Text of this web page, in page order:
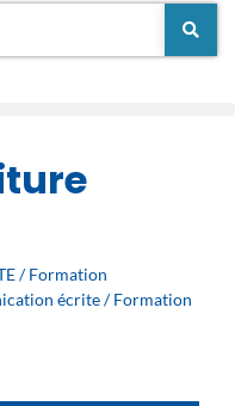
/Formation
écrite/ Formation